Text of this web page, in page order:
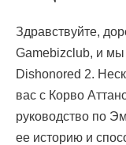
Здравствуйте,
Gamebizclub, и
Dishonored 2.
вас с Корво
руководство по
ее историю и